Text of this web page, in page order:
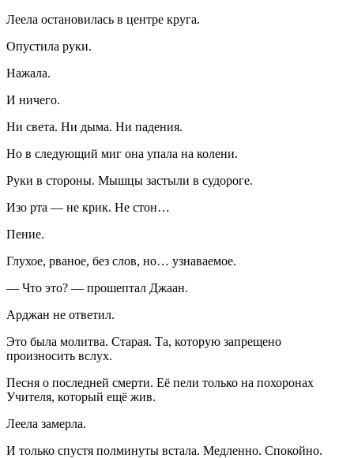
Леела остановилась в центре круга.
Опустила руки.
Нажала.
И ничего.
Ни света. Ни дыма. Ни падения.
Но в следующий миг она упала на колени.
Руки в стороны. Мышцы застыли в судороге.
Изо рта — не крик. Не стон…
Пение.
Глухое, рваное, без слов, но… узнаваемое.
— Что это? — прошептал Джаан.
Арджан не ответил.
Это была молитва. Старая. Та, которую запрещено
произносить вслух.
Песня о последней смерти. Её пели только на похоронах
Учителя, который ещё жив.
Леела замерла.
И только спустя полминуты встала. Медленно. Спокойно.